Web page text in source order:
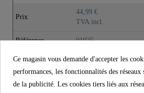
Longueur 22,0
Prix
44,99 €
TVA incl.
Référence. 01925
Matériau ABS (extérieur) /
Ce magasin vous demande d'accepter les
performances, les fonctionnalités des
de la publicité. Les cookies tiers liés aux